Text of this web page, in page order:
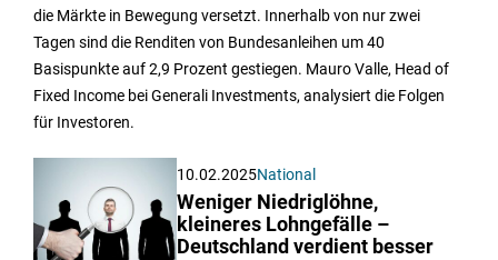
die Märkte in Bewegung versetzt. Innerhalb von nur zwei
Tagen sind die Renditen von Bundesanleihen um 40
Basispunkte auf 2,9 Prozent gestiegen. Mauro Valle, Head of
Fixed Income bei Generali Investments, analysiert die Folgen
für Investoren.
10.02.2025National
Weniger Niedriglöhne,
kleineres Lohngefälle –
Deutschland verdient besser